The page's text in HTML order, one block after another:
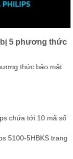
bị 5 phương thức
thức bảo mật
chứa tới 10 mã số
5100-5HBKS trang